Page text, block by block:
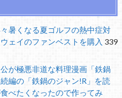
々暑くなる夏ゴルフの熱中症対
ェイのファンベストを購入 339
公が極悪非道な料理漫画「鉄鍋
編の「鉄鍋のジャン!R」を読
べたくなったので作ってみ